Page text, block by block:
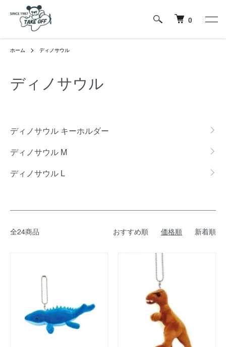
0
ホーム ディノサウル
ディノサウル
ディノサウル キーホルダー
ディノサウル M
ディノサウル L
全24商品 おすすめ順 価格順 新着順